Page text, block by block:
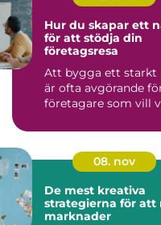
Hur du skapar ett
för att stödja din
företagsresa
Att bygga ett starkt
är ofta avgörande
företagare som vill
08. nov
De mest kreativa
strategierna för att
marknader